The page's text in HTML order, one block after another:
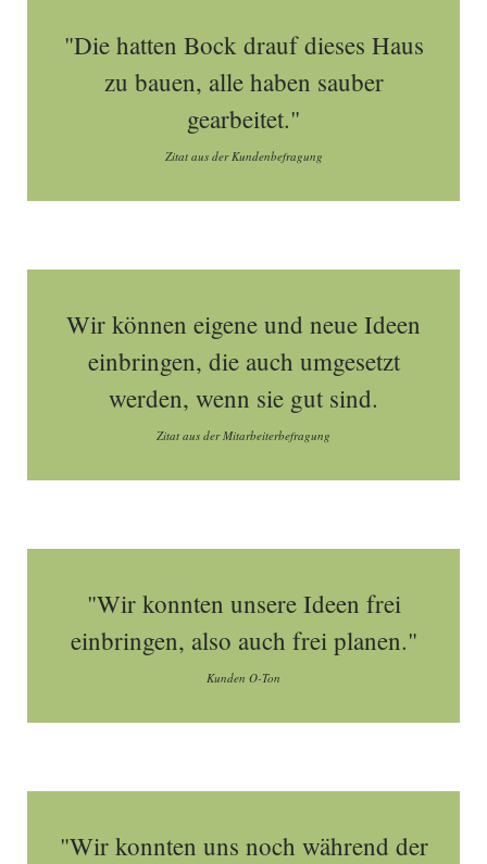
"Die hatten Bock drauf dieses Haus
zu bauen, alle haben sauber
gearbeitet."
Zitat aus der Kundenbefragung
Wir können eigene und neue Ideen
einbringen, die auch umgesetzt
werden, wenn sie gut sind.
Zitat aus der Mitarbeiterbefragung
"Wir konnten unsere Ideen frei
einbringen, also auch frei planen."
Kunden O-Ton
"Wir konnten uns noch während der